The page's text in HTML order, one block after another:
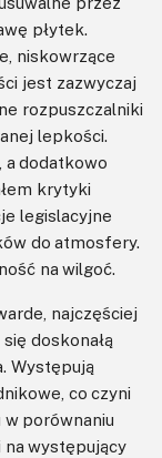
płytek.
niskowrzące
jest zazwyczaj
rozpuszczalniki
lepkości.
a dodatkowo
krytyki
legislacyjne
do atmosfery.
na wilgoć.
najczęściej
doskonałą
Występują
co czyni
porównaniu
na występujący